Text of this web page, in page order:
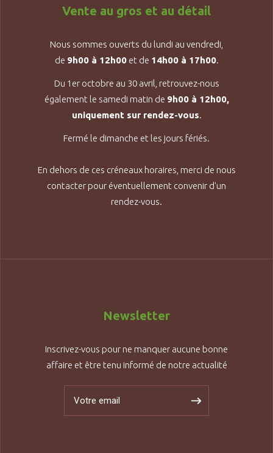
Vente au gros et au détail
Nous sommes ouverts du lundi au vendredi,
de 9h00 à 12h00et de 14h00 à 17h00.
Du 1er octobre au 30 avril, retrouvez-nous
également le samedi matin de 9h00 à 12h00,
uniquement sur rendez-vous.
Fermé le dimanche et les jours fériés.
En dehors de ces créneaux horaires, merci de nous
contacter pour éventuellement convenir d'un
rendez-vous.
Newsletter
Inscrivez-vous pour ne manquer aucune bonne
affaire et être tenu informé de notre actualité